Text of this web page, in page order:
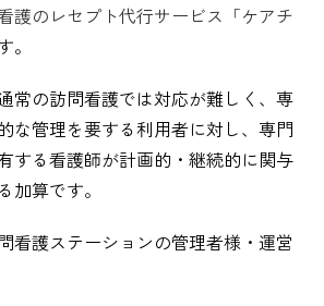
護のレセプト代行サービス「ケアチ
。
常の訪問看護では対応が難しく、専
な管理を要する利用者に対し、専門
する看護師が計画的・継続的に関与
加算です。
看護ステーションの管理者様・運営